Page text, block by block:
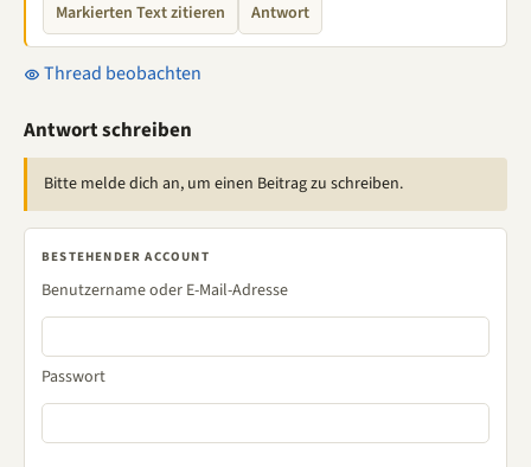
Markierten Text zitieren Antwort
Thread beobachten
Antwort schreiben
Bitte melde dich an, um einen Beitrag zu schreiben.
BESTEHENDER ACCOUNT
Benutzername oder E-Mail-Adresse
Passwort